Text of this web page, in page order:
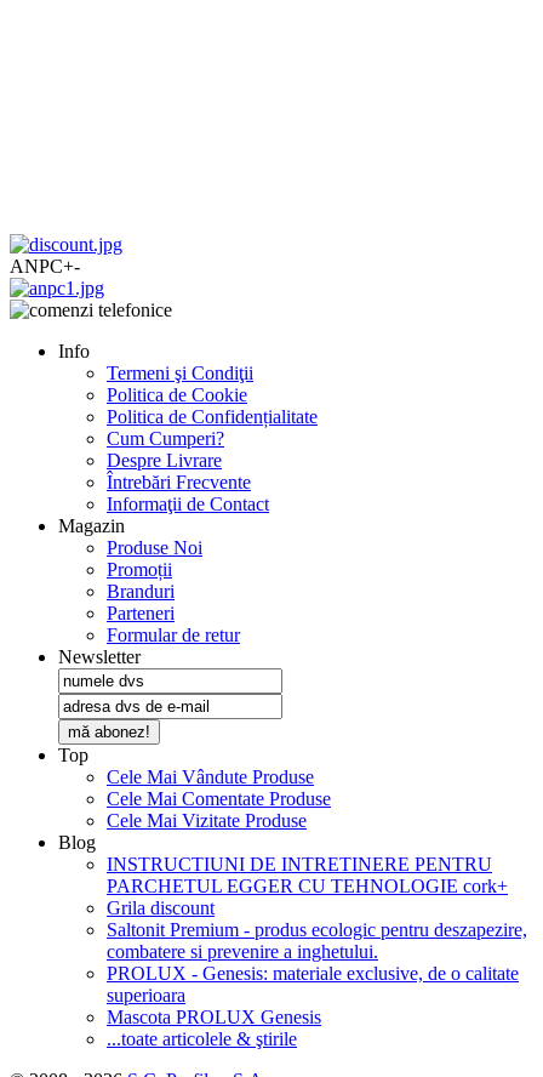
ANPC+-
Info
Termeni şi Condiţii
Politica de Cookie
Politica de Confidențialitate
Cum Cumperi?
Despre Livrare
Întrebări Frecvente
Informaţii de Contact
Magazin
Produse Noi
Promoții
Branduri
Parteneri
Formular de retur
Newsletter
mă abonez!
Top
Cele Mai Vândute Produse
Cele Mai Comentate Produse
Cele Mai Vizitate Produse
Blog
INSTRUCTIUNI DE INTRETINERE PENTRU
PARCHETUL EGGER CU TEHNOLOGIE cork+
Grila discount
Saltonit Premium - produs ecologic pentru deszapezire,
combatere si prevenire a inghetului.
PROLUX - Genesis: materiale exclusive, de o calitate
superioara
Mascota PROLUX Genesis
...toate articolele & ştirile